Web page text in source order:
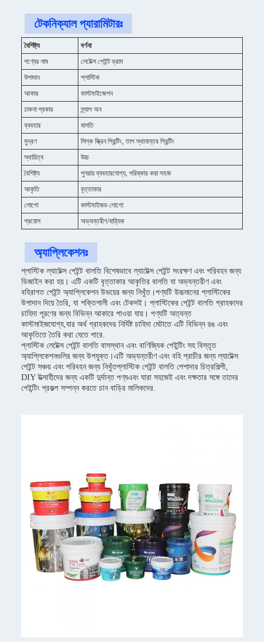
টেকনিক্যাল প্যারামিটারঃ
বৈশিষ্ট্য
বর্ণনা
পণ্যের নাম
লেটেক্স পেইন্ট ড্রাম
উপাদান
প্লাস্টিক
আকার
কাস্টমাইজেশন
ঢাকনা প্রকার
স্ন্যাপ অন
ব্যবহার
বালতি
মুদ্রণ
সিল্ক স্ক্রিন প্রিন্টিং, তাপ স্থানান্তর প্রিন্টিং
স্থায়িত্ব
উচ্চ
বৈশিষ্ট্য
পুনরায় ব্যবহারযোগ্য, পরিষ্কার করা সহজ
আকৃতি
বৃত্তাকার
লোগো
কাস্টমাইজড লোগো
প্রয়োগ
অভ্যন্তরীণ/বাহ্যিক
অ্যাপ্লিকেশনঃ
প্লাস্টিক ল্যাটেক্স পেইন্ট বালতি বিশেষভাবে ল্যাটেক্স পেইন্ট সংরক্ষণ এবং পরিবহন জন্য
ডিজাইন করা হয়। এটি একটি বৃত্তাকার আকৃতির বালতি যা অভ্যন্তরীণ এবং
বহিরাগত পেইন্ট অ্যাপ্লিকেশন উভয়ের জন্য নিখুঁত।পণ্যটি উচ্চমানের প্লাস্টিকের
উপাদান দিয়ে তৈরি, যা শক্তিশালী এবং টেকসই। প্লাস্টিকের পেইন্ট বালতি গ্রাহকদের
চাহিদা পূরণের জন্য বিভিন্ন আকারে পাওয়া যায়। পণ্যটি অত্যন্ত
কাস্টমাইজযোগ্য,যার অর্থ গ্রাহকদের নির্দিষ্ট চাহিদা মেটাতে এটি বিভিন্ন রঙ এবং
আকৃতিতে তৈরি করা যেতে পারে.
প্লাস্টিক লেটেক্স পেইন্ট বালতি বাসস্থান এবং বাণিজ্যিক পেইন্টিং সহ বিস্তৃত
অ্যাপ্লিকেশনগুলির জন্য উপযুক্ত।এটি অভ্যন্তরীণ এবং বহি প্রাচীর জন্য ল্যাটেক্স
পেইন্ট সঞ্চয় এবং পরিবহন জন্য নিখুঁতপ্লাস্টিক পেইন্ট বালতি পেশাদার চিত্রশিল্পী,
DIY উত্সাহীদের জন্য একটি দুর্দান্ত পণ্যএবং যারা সহজেই এবং দক্ষতার সঙ্গে তাদের
পেইন্টিং প্রকল্প সম্পন্ন করতে চান বাড়ির মালিকদের.